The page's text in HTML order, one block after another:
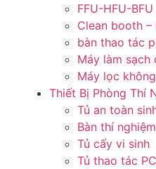
FFU-HFU-BFU
Clean booth
bàn thao tác
Máy làm sạch
Máy lọc
Thiết Bị Phòng Thí
Tủ an toàn
Bàn thí nghiệm
Tủ cấy vi sinh
Tủ thao tác